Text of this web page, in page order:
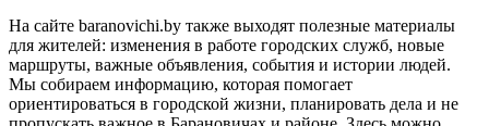
На сайте baranovichi.by также выходят полезные материалы
для жителей: изменения в работе городских служб, новые
маршруты, важные объявления, события и истории людей.
Мы собираем информацию, которая помогает
ориентироваться в городской жизни, планировать дела и не